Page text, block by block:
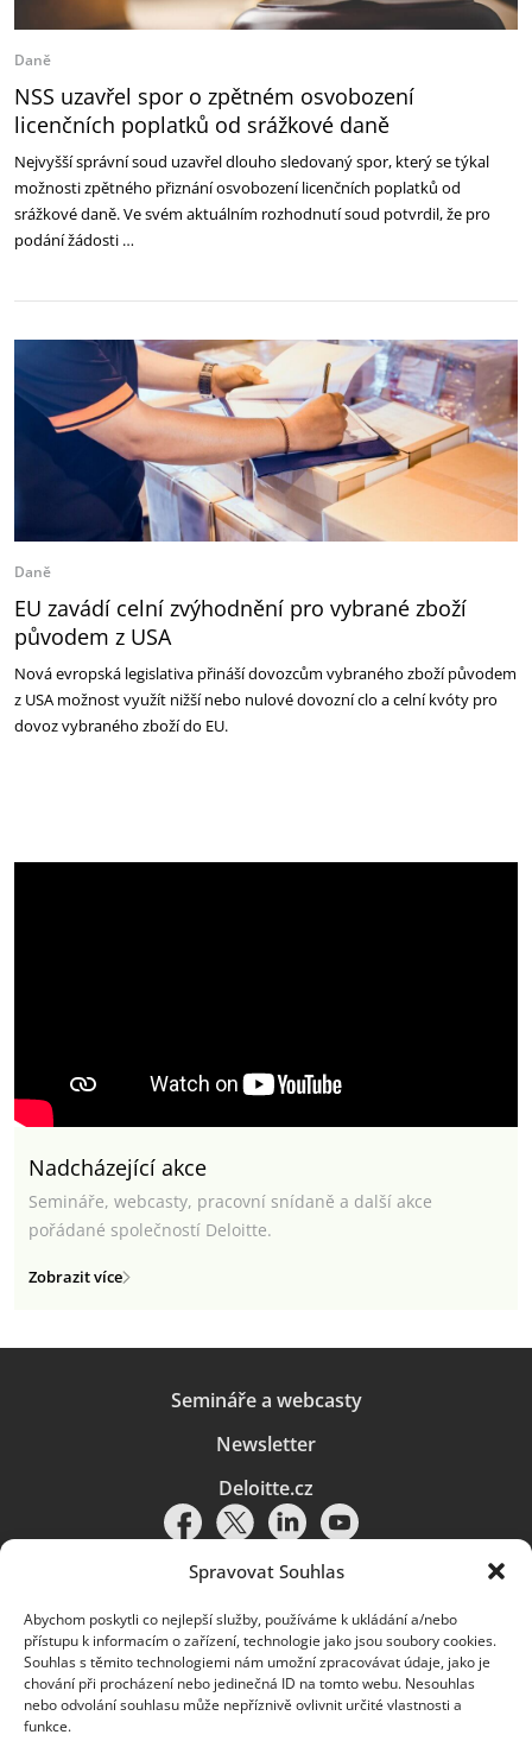
Spravovat Souhlas
Abychom poskytli co nejlepší služby, používáme k ukládání a/nebo
přístupu k informacím o zařízení, technologie jako jsou soubory cookies.
Souhlas s těmito technologiemi nám umožní zpracovávat údaje, jako je
chování při procházení nebo jedinečná ID na tomto webu. Nesouhlas
nebo odvolání souhlasu může nepříznivě ovlivnit určité vlastnosti a
funkce.
Daně
NSS uzavřel spor o zpětném osvobození
licenčních poplatků od srážkové daně
Nejvyšší správní soud uzavřel dlouho sledovaný spor, který se týkal
možnosti zpětného přiznání osvobození licenčních poplatků od
srážkové daně. Ve svém aktuálním rozhodnutí soud potvrdil, že pro
podání žádosti …
Daně
EU zavádí celní zvýhodnění pro vybrané zboží
původem z USA
Nová evropská legislativa přináší dovozcům vybraného zboží původem
z USA možnost využít nižší nebo nulové dovozní clo a celní kvóty pro
dovoz vybraného zboží do EU.
Nadcházející akce
Semináře, webcasty, pracovní snídaně a další akce
pořádané společností Deloitte.
Zobrazit více
Semináře a webcasty
Newsletter
Deloitte.cz
Pravidla používání|Ochrana osobních údajů|Soubory cookies |
Deloitte.cz
© 2026. Více informací najdete vPravidlech používání.
Deloitte označuje jednu či více společností globální sítě členských